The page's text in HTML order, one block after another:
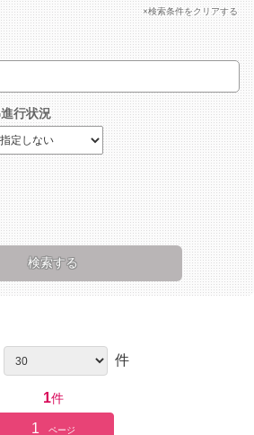
×検索条件をクリアする
進行状況
件
1件
1 ページ